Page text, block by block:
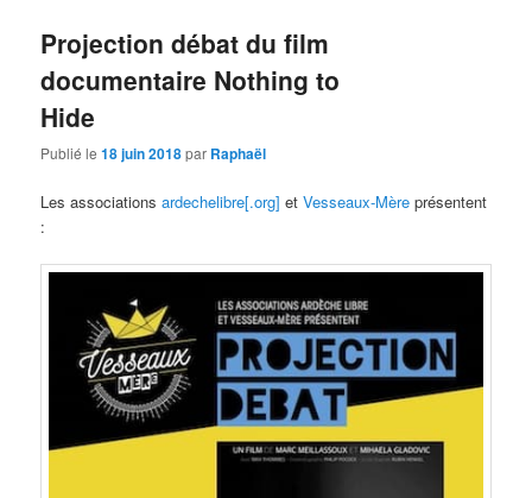
Projection débat du film
documentaire Nothing to
Hide
Publié le18 juin 2018par Raphaël
Les associationsardechelibre[.org] etVesseaux-Mère présentent
: